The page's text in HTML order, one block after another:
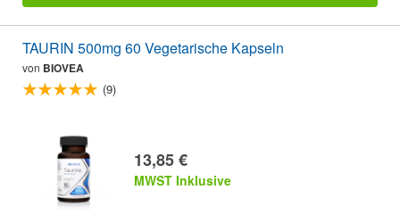
TAURIN 500mg 60 Vegetarische Kapseln
von BIOVEA
(9)
13,85 €
MWST Inklusive